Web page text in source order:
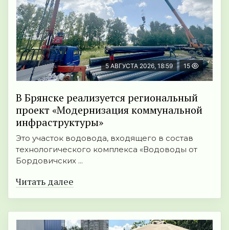
5 АВГУСТА 2026, 18:59 15
В Брянске реализуется региональный
проект «Модернизация коммунальной
инфраструктуры»
Это участок водовода, входящего в состав
технологического комплекса «Водоводы от
Бордовичских ...
Читать далее